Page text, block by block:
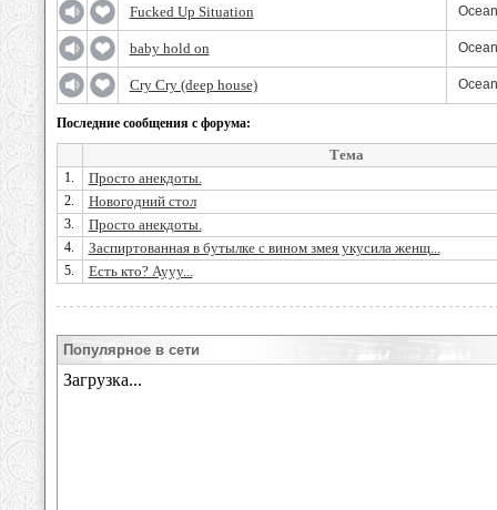
Fucked Up Situation
baby hold on
Cry Cry (deep house)
Последние сообщения с форума:
Тема
1. Просто анекдоты.
2. Новогодний стол
3. Просто анекдоты.
4. Заспиртованная в бутылке с вином змея укусила женщ...
5. Есть кто? Аууу...
Популярное в сети